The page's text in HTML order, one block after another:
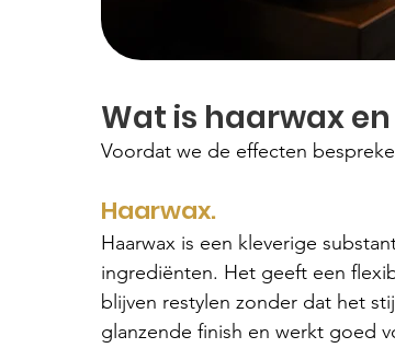
Wat is haarwax
Voordat we de effecten
Haarwax.
Haarwax is een kleverige
ingrediënten. Het geeft een
blijven restylen zonder dat het
glanzende finish en werkt goed